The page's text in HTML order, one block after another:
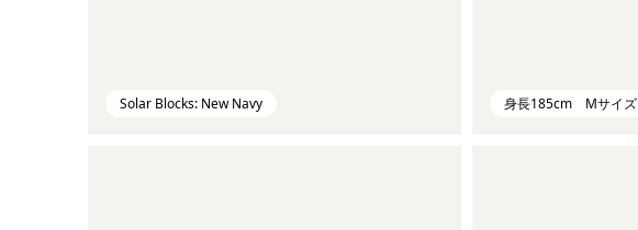
Solar Blocks: New Navy 身長185cm Mサイズ